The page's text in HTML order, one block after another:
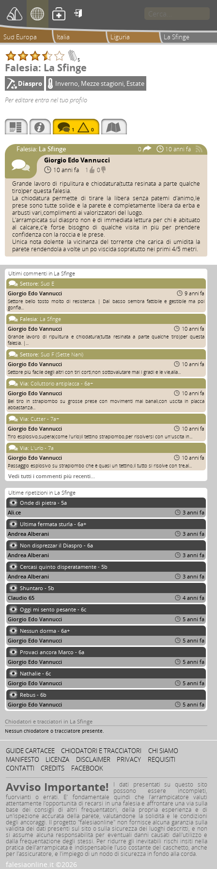

Sud Europa Italia Liguria La Sfinge
5
Falesia: La Sfinge
Diaspro
Inverno, Mezze stagioni, Estate
Per editare entra nel tuo profilo
1 0
Falesia: La Sfinge 0 10 anni fa
Giorgio Edo Vannucci
10 anni fa 1
0
Grande lavoro di ripulitura e chiodatura(tutta resinata a parte qualche
tiro)per questa falesia.
La chiodatura permette di tirare la libera senza patemi d'animo,le
prese sono tutte solide e la parete è completamente libera da erba e
arbusti vari,complimenti ai valorizzatori del luogo.
L'arrampicata sul diaspro non è di immediata lettura per chi è abituato
al calcare,c'è forse bisogno di qualche visita in più per prendere
confidenza con la roccia e le prese.
Unica nota dolente la vicinanza del torrente che carica di umidità la
parete rendendola a volte un po viscida sopratutto nei primi 4/5 metri.
Ultimi commenti in La Sfinge
Settore: Sud E
Giorgio Edo Vannucci
9 anni fa
Settore bello tosto molto di resistenza. | Dal basso sembra fattibile e gestibile ma poi
gonfia...
Falesia: La Sfinge
Giorgio Edo Vannucci
10 anni fa
Grande lavoro di ripulitura e chiodatura(tutta resinata a parte qualche tiro)per questa
falesia. |...
Settore: Sud F (Sette Nani)
Giorgio Edo Vannucci
10 anni fa
Settore più facile degli altri con tiri corti,non sottovalutare mai i gradi e le vie,alla...
Via: Colluttorio antiplacca - 6a+
Giorgio Edo Vannucci
10 anni fa
Bel tiro in strapiombo su grosse prese con movimenti mai banali,con uscita in placca
abbastanza...
Via: Cutter - 7a+
Giorgio Edo Vannucci
10 anni fa
Tiro esplosivo,supera(come l'urlo)il tettino strapiombo,per risolversi con un'uscita in...
Via: L'urlo - 7a
Giorgio Edo Vannucci
10 anni fa
Passaggio esplosivo su strapiombo che è quasi un tettino,il tutto si risolve con tre,al...
Vedi tutti i commenti più recenti…
Ultime ripetizioni in La Sfinge
Onde di pietra - 5a
Ali.ce
3 anni fa
Ultima fermata sturla - 6a+
Andrea Alberani
3 anni fa
Non disprezzar il Diaspro - 6a
Andrea Alberani
3 anni fa
Cercasi quinto disperatamente - 5b
Andrea Alberani
3 anni fa
Shuntaro - 5b
Claudio 65
4 anni fa
Oggi mi sento pesante - 6c
Giorgio Edo Vannucci
5 anni fa
Nessun dorma - 6a+
Giorgio Edo Vannucci
5 anni fa
Provaci ancora Marco - 6a
Giorgio Edo Vannucci
5 anni fa
Nathalie - 6c
Giorgio Edo Vannucci
5 anni fa
Rebus - 6b
Giorgio Edo Vannucci
5 anni fa
Chiodatori e tracciatori in La Sfinge
Nessun chiodatore o tracciatore presente.
GUIDE CARTACEE CHIODATORI E TRACCIATORI
CHI SIAMO
MANIFESTO
LICENZA DISCLAIMER PRIVACY
REQUISITI
CONTATTI
CREDITS FACEBOOK
Avviso Importante! I dati presentati su questo sito
possono essere incompleti,
fuorvianti o errati. E’ fondamentale quindi che l’arrampicatore valuti
attentamente l’opportunità di recarsi in una falesia e affrontare una via sulla
base dei consigli di altri frequentatori, della propria esperienza e di
un'ispezione accurata della parete, valutandone la solidità e le condizioni
degli ancoraggi. Il progetto "falesiaonline" non fornisce alcuna garanzia sulla
validità dei dati presenti sul sito o sulla sicurezza dei luoghi descritti, e non
si assume alcuna responsabilità per eventuali danni causati dall'utilizzo e
dalla frequentazione degli stessi. Per ridurre gli inevitabili rischi insiti nella
pratica dell’arrampicata è indispensabile l’uso costante del caschetto, anche
per l’assicuratore, e l’impiego di un nodo di sicurezza in fondo alla corda.
falesiaonline.it ©2026